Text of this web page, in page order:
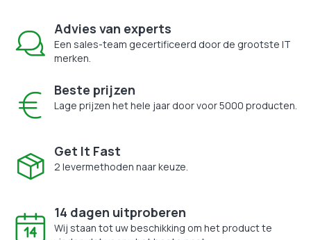
Advies van experts
Een sales-team gecertificeerd door de grootste IT
merken.
Beste prijzen
Lage prijzen het hele jaar door voor 5000 producten.
Get It Fast
2 levermethoden naar keuze.
14 dagen uitproberen
Wij staan tot uw beschikking om het product te